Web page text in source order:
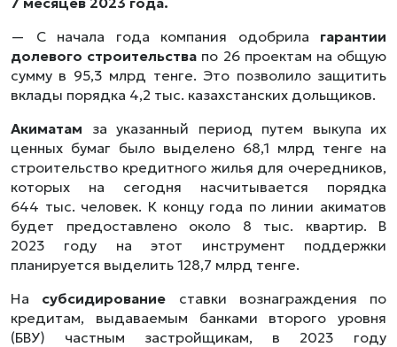
— С начала года компания одобрила гарантии
долевого строительства по 26 проектам на общую
сумму в 95,3 млрд тенге. Это позволило защитить
вклады порядка 4,2 тыс. казахстанских дольщиков.
Акиматам за указанный период путем выкупа их
ценных бумаг было выделено 68,1 млрд тенге на
строительство кредитного жилья для очередников,
которых на сегодня насчитывается порядка
644 тыс. человек. К концу года по линии акиматов
будет предоставлено около 8 тыс. квартир. В
2023 году на этот инструмент поддержки
планируется выделить 128,7 млрд тенге.
На субсидирование ставки вознаграждения по
кредитам, выдаваемым банками второго уровня
(БВУ) частным застройщикам, в 2023 году